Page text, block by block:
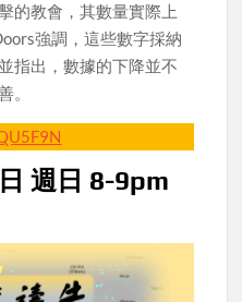
的教會，其數量實際上
強調，這些數字採納
指出，數據的下降並不
。
週日 8-9pm